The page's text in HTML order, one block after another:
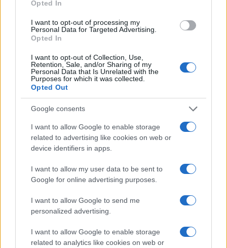
Opted In
I want to opt-out of processing my
Personal Data for Targeted Advertising.
Opted In
I want to opt-out of Collection, Use,
Retention, Sale, and/or Sharing of my
Personal Data that Is Unrelated with the
Purposes for which it was collected.
Opted Out
Google consents
I want to allow Google to enable storage
related to advertising like cookies on web or
device identifiers in apps.
I want to allow my user data to be sent to
Google for online advertising purposes.
I want to allow Google to send me
personalized advertising.
I want to allow Google to enable storage
related to analytics like cookies on web or